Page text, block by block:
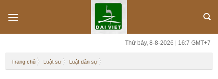
Thứ bảy, 8-8-2026 | 16:7 GMT+7
Trang chủ Luật sư Luật dân sự